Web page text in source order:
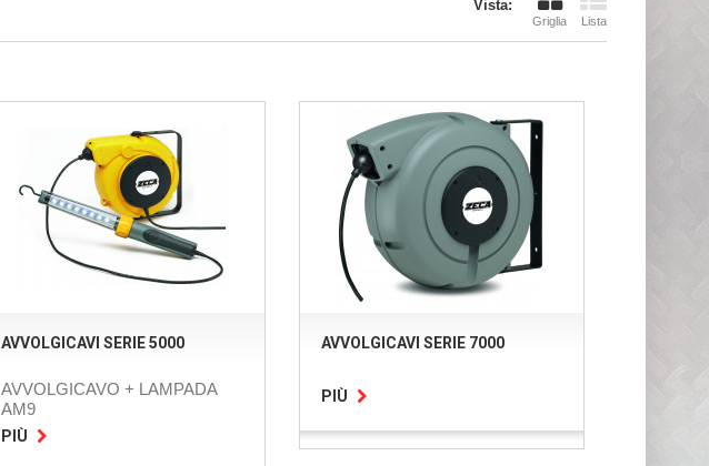
Vista:
Griglia Lista
AVVOLGICAVI SERIE 5000
AVVOLGICAVO + LAMPADA
AM9
PIÙ
AVVOLGICAVI SERIE 7000
PIÙ